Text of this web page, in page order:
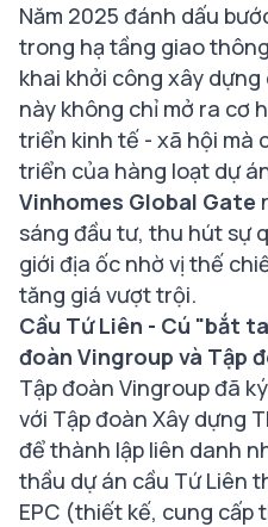
Năm 2025 đánh dấu
trong hạ tầng giao
khai khởi công xây
này không chỉ mở ra cơ
triển kinh tế - xã hội mà
triển của hàng loạt dự
Vinhomes Global Gate
sáng đầu tư, thu hút sự
giới địa ốc nhờ vị thế
tăng giá vượt trội.
Cầu Tứ Liên - Cú "bắt
đoàn Vingroup và Tập
Tập đoàn Vingroup đã
với Tập đoàn Xây dựng
để thành lập liên danh
thầu dự án cầu Tứ Liên
EPC (thiết kế, cung cấp